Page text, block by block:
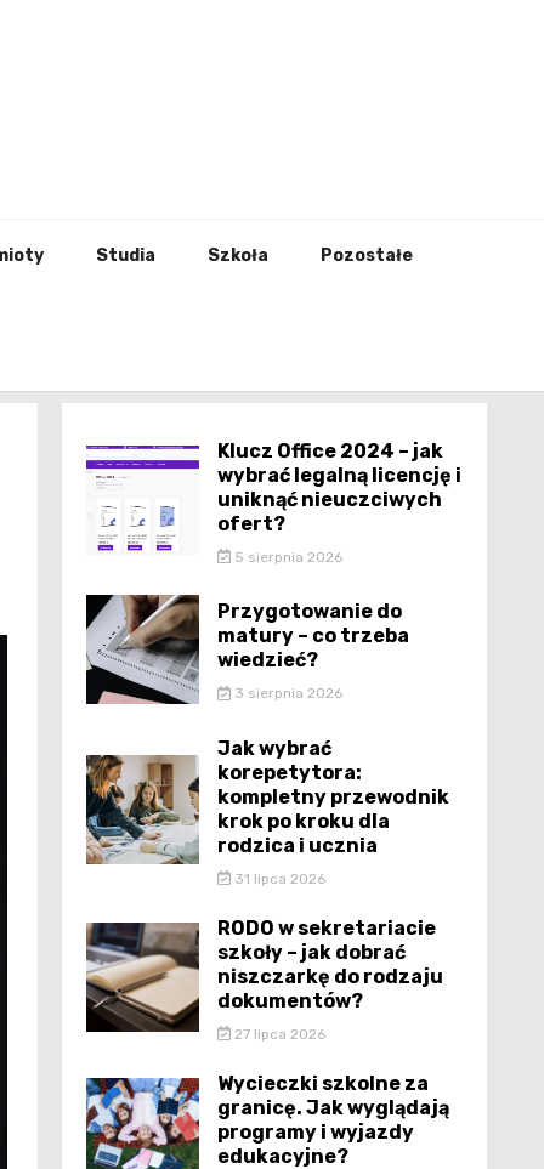
Studia Szkoła Pozostałe
Klucz Office 2024 – jak
wybrać legalną licencję i
uniknąć nieuczciwych
ofert?
5 sierpnia 2026
Przygotowanie do
matury – co trzeba
wiedzieć?
3 sierpnia 2026
Jak wybrać
korepetytora:
kompletny przewodnik
krok po kroku dla
rodzica i ucznia
31 lipca 2026
RODO w sekretariacie
szkoły – jak dobrać
niszczarkę do rodzaju
dokumentów?
27 lipca 2026
Wycieczki szkolne za
granicę. Jak wyglądają
programy i wyjazdy
edukacyjne?